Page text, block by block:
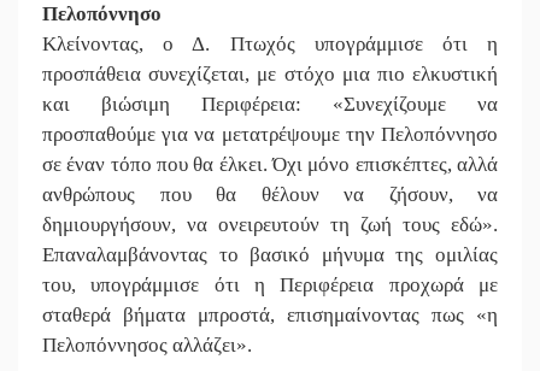
Πελοπόννησο
Κλείνοντας, ο Δ. Πτωχός υπογράμμισε ότι η
προσπάθεια συνεχίζεται, με στόχο μια πιο ελκυστική
και βιώσιμη Περιφέρεια: «Συνεχίζουμε να
προσπαθούμε για να μετατρέψουμε την Πελοπόννησο
σε έναν τόπο που θα έλκει. Όχι μόνο επισκέπτες, αλλά
ανθρώπους που θα θέλουν να ζήσουν, να
δημιουργήσουν, να ονειρευτούν τη ζωή τους εδώ».
Επαναλαμβάνοντας το βασικό μήνυμα της ομιλίας
του, υπογράμμισε ότι η Περιφέρεια προχωρά με
σταθερά βήματα μπροστά, επισημαίνοντας πως «η
Πελοπόννησος αλλάζει».